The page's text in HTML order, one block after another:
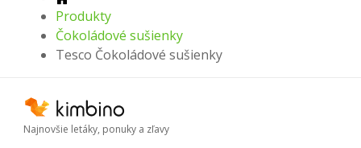
Produkty
Čokoládové sušienky
Tesco Čokoládové sušienky
Najnovšie letáky, ponuky a zľavy